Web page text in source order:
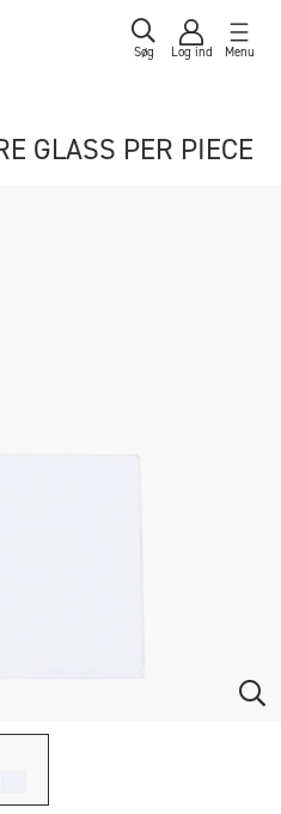
Søg Log ind Menu
GLASS PER PIECE